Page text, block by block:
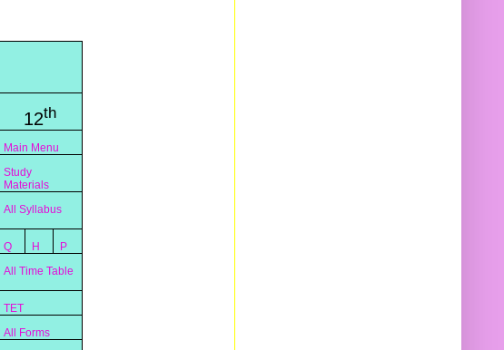
12th
Main Menu
Study
Materials
All Syllabus
Q H
P
All Time Table
TET
All Forms